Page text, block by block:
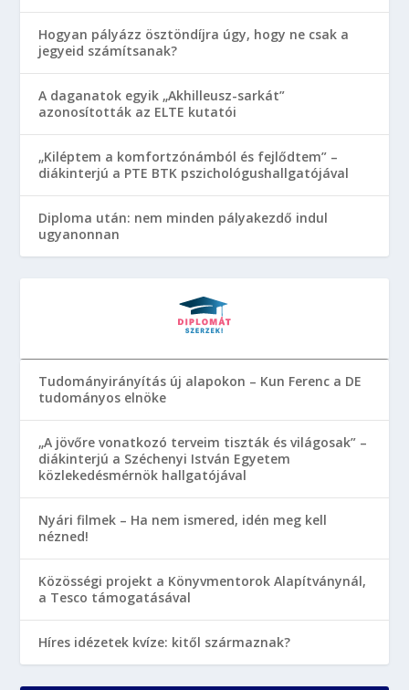
Hogyan pályázz ösztöndíjra úgy, hogy ne csak a
jegyeid számítsanak?
A daganatok egyik „Akhilleusz-sarkát”
azonosították az ELTE kutatói
„Kiléptem a komfortzónámból és fejlődtem” –
diákinterjú a PTE BTK pszichológushallgatójával
Diploma után: nem minden pályakezdő indul
ugyanonnan
Tudományirányítás új alapokon – Kun Ferenc a DE
tudományos elnöke
„A jövőre vonatkozó terveim tiszták és világosak” –
diákinterjú a Széchenyi István Egyetem
közlekedésmérnök hallgatójával
Nyári filmek – Ha nem ismered, idén meg kell
nézned!
Közösségi projekt a Könyvmentorok Alapítványnál,
a Tesco támogatásával
Híres idézetek kvíze: kitől származnak?